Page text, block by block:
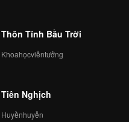
Thôn Tính Bầu Trời
Khoahọcviễntưởng
Tiên Nghịch
Huyềnhuyễn